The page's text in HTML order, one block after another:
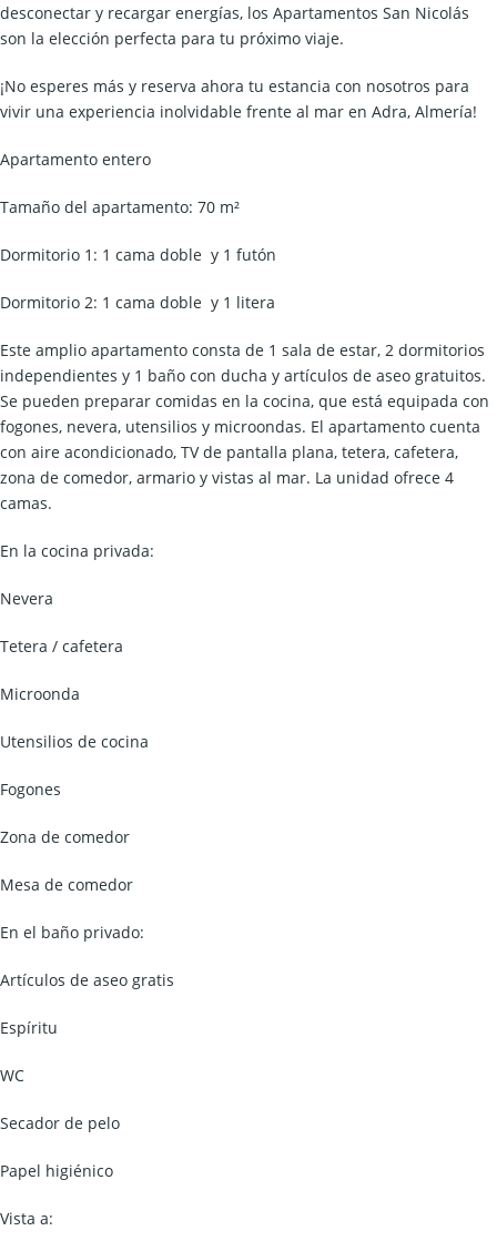
desconectar y recargar energías, los Apartamentos San Nicolás
son la elección perfecta para tu próximo viaje.
¡No esperes más y reserva ahora tu estancia con nosotros para
vivir una experiencia inolvidable frente al mar en Adra, Almería!
Apartamento entero
Tamaño del apartamento: 70 m²
Dormitorio 1: 1 cama doble y 1 futón
Dormitorio 2: 1 cama doble y 1 litera
Este amplio apartamento consta de 1 sala de estar, 2 dormitorios
independientes y 1 baño con ducha y artículos de aseo gratuitos.
Se pueden preparar comidas en la cocina, que está equipada con
fogones, nevera, utensilios y microondas. El apartamento cuenta
con aire acondicionado, TV de pantalla plana, tetera, cafetera,
zona de comedor, armario y vistas al mar. La unidad ofrece 4
camas.
En la cocina privada:
Nevera
Tetera / cafetera
Microonda
Utensilios de cocina
Fogones
Zona de comedor
Mesa de comedor
En el baño privado:
Artículos de aseo gratis
Espíritu
WC
Secador de pelo
Papel higiénico
Vista a: